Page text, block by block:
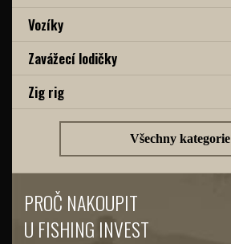
Vozíky
Zavážecí lodičky
Zig rig
Všechny kategorie
PROČ NAKOUPIT
U FISHING INVEST